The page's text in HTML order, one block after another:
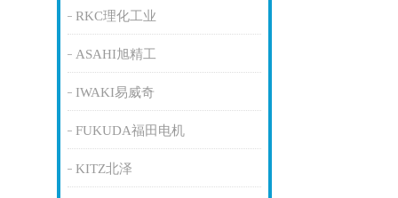
RKC理化工业
ASAHI旭精工
IWAKI易威奇
FUKUDA福田电机
KITZ北泽